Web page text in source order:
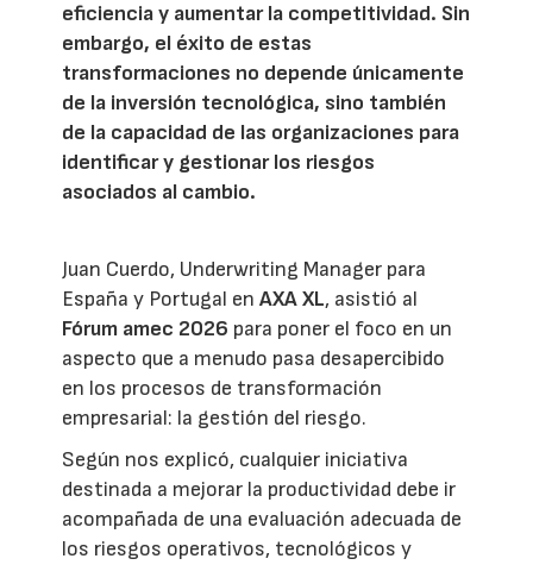
eficiencia y aumentar la competitividad. Sin
embargo, el éxito de estas
transformaciones no depende únicamente
de la inversión tecnológica, sino también
de la capacidad de las organizaciones para
identificar y gestionar los riesgos
asociados al cambio.
Juan Cuerdo, Underwriting Manager para
España y Portugal enAXA XL, asistió al
Fórum amec 2026 para poner el foco en un
aspecto que a menudo pasa desapercibido
en los procesos de transformación
empresarial: la gestión del riesgo.
Según nos explicó, cualquier iniciativa
destinada a mejorar la productividad debe ir
acompañada de una evaluación adecuada de
los riesgos operativos, tecnológicos y